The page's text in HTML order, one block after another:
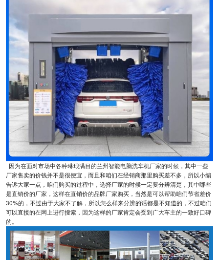
因为在面对市场中各种琳琅满目的兰州智能电脑洗车机厂家的时候，其中一些
厂家售卖的价钱并不是很便宜，而且和咱们在经销商那里购买差不多，所以小编
告诉大家一点，咱们购买的过程中，选择厂家的时候一定要分辨清楚，其中哪些
是直销价的厂家，这样在直销价的品牌厂家购买，当然是可以帮助咱们节省差价
30%的，不过由于大家不了解，所以怎么样来分辨的话都是不知道的，不过咱们
可以直接的在网上进行搜索，因为这样的厂家肯定会受到广大车主的一致好口碑
的。